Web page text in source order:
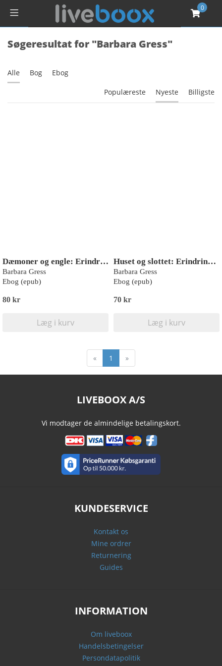
0
Søgeresultat for "Barbara Gress"
Alle Bog Ebog
Populæreste Nyeste Billigste
Dæmoner og engle: Erindringsroman
Barbara Gress
Ebog (epub)
80 kr
Læg i kurv
Huset og slottet: Erindringsroman
Barbara Gress
Ebog (epub)
70 kr
Læg i kurv
« 1 »
LIVEBOOX A/S
Vi modtager de almindelige betalingskort.
KUNDESERVICE
Kontakt os
Mine ordrer
Returnering
Guides
INFORMATION
Om liveboox
Handelsbetingelser
Persondatapolitik